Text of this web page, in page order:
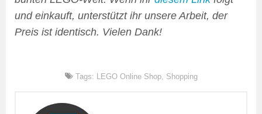
und einkauft, unterstützt ihr unsere Arbeit, der
Preis ist identisch. Vielen Dank!
Tags: LEGO Online Shop, Shopping